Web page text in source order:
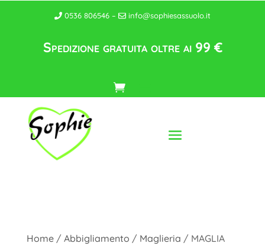
0536 806546 – info@sophiesassuolo.it
Spedizione gratuita oltre ai 99 €
Home/ Abbigliamento / Maglieria / MAGLIA